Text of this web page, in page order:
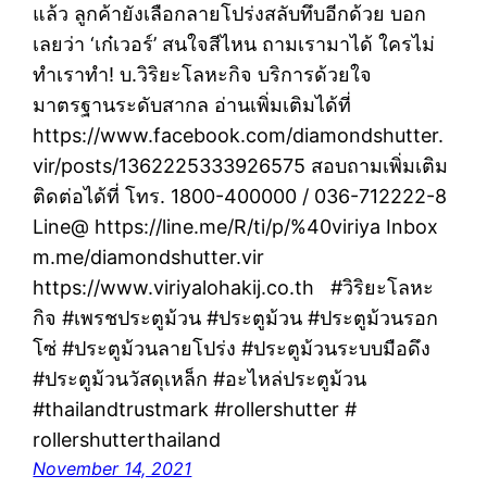
แล้ว ลูกค้ายังเลือกลายโปร่งสลับทึบอีกด้วย บอก
เลยว่า ‘เก๋เวอร์’ สนใจสีไหน ถามเรามาได้ ใครไม่
ทำเราทำ! บ.วิริยะโลหะกิจ บริการด้วยใจ
มาตรฐานระดับสากล อ่านเพิ่มเติมได้ที่
https://www.facebook.com/diamondshutter.
vir/posts/1362225333926575 สอบถามเพิ่มเติม
ติดต่อได้ที่ โทร. 1800-400000 / 036-712222-8
Line@ https://line.me/R/ti/p/%40viriya Inbox
m.me/diamondshutter.vir
https://www.viriyalohakij.co.th #วิริยะโลหะ
กิจ #เพรชประตูม้วน #ประตูม้วน #ประตูม้วนรอก
โซ่ #ประตูม้วนลายโปร่ง #ประตูม้วนระบบมือดึง
#ประตูม้วนวัสดุเหล็ก #อะไหล่ประตูม้วน
#thailandtrustmark #rollershutter #
rollershutterthailand
November 14, 2021